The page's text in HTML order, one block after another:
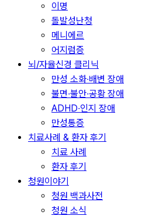
이명
돌발성난청
메니에르
어지럼증
뇌/자율신경 클리닉
만성 소화∙배변 장애
불면∙불안∙공황 장애
ADHD∙인지 장애
만성통증
치료사례 & 환자 후기
치료 사례
환자 후기
청원이야기
청원 백과사전
청원 소식